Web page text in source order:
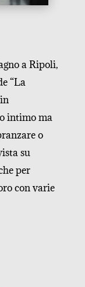
a Ripoli,
“La
intimo ma
o
su
per
con varie